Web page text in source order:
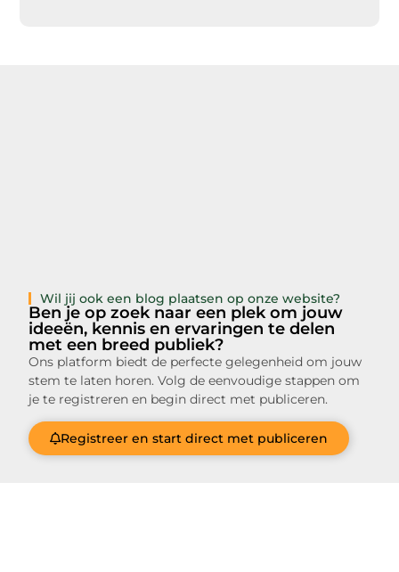
Wil jij ook een blog plaatsen op onze website?
Ben je op zoek naar een plek om jouw
ideeën, kennis en ervaringen te delen
met een breed publiek?
Ons platform biedt de perfecte gelegenheid om jouw
stem te laten horen. Volg de eenvoudige stappen om
je te registreren en begin direct met publiceren.
Registreer en start direct met publiceren